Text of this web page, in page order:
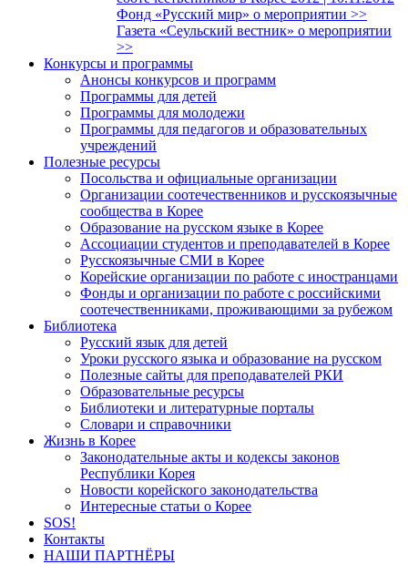
Фонд «Русский мир» о мероприятии >>
Газета «Сеульский вестник» о мероприятии
>>
Конкурсы и программы
Анонсы конкурсов и программ
Программы для детей
Программы для молодежи
Программы для педагогов и образовательных
учреждений
Полезные ресурсы
Посольства и официальные организации
Организации соотечественников и русскоязычные
сообщества в Корее
Образование на русском языке в Корее
Ассоциации студентов и преподавателей в Корее
Русскоязычные СМИ в Корее
Корейские организации по работе с иностранцами
Фонды и организации по работе с российскими
соотечественниками, проживающими за рубежом
Библиотека
Русский язык для детей
Уроки русского языка и образование на русском
Полезные сайты для преподавателей РКИ
Образовательные ресурсы
Библиотеки и литературные порталы
Словари и справочники
Жизнь в Корее
Законодательные акты и кодексы законов
Республики Корея
Новости корейского законодательства
Интересные статьи о Корее
SOS!
Контакты
НАШИ ПАРТНЁРЫ